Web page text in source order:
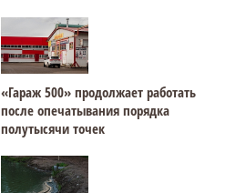
«Гараж 500» продолжает работать
после опечатывания порядка
полутысячи точек